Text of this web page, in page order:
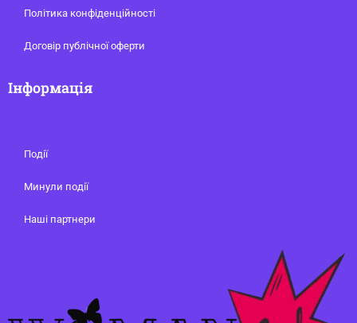
Політика конфіденційності
Договір публічної оферти
Інформація
Події
Минули події
Наші партнери